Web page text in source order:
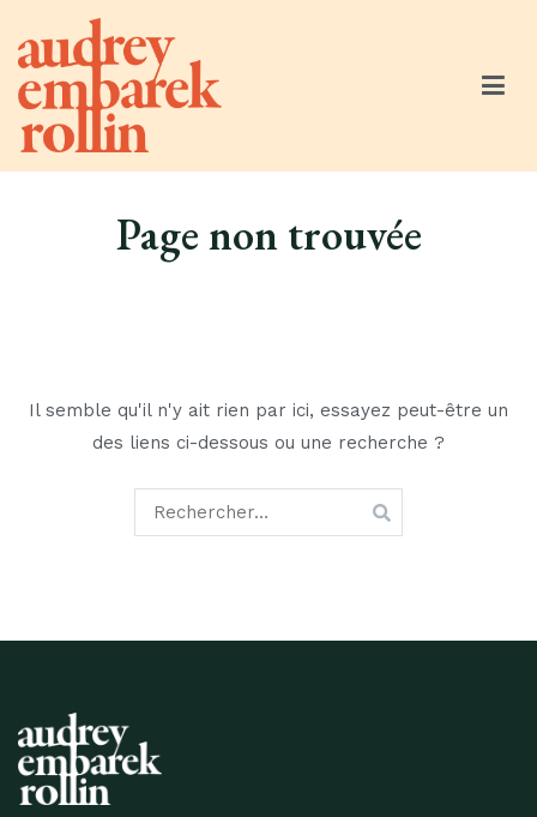
au
contenu
Audrey Embarek Rollin
Page non trouvée
Il semble qu'il n'y ait rien par ici, essayez peut-être un
des liens ci-dessous ou une recherche ?
Rechercher :